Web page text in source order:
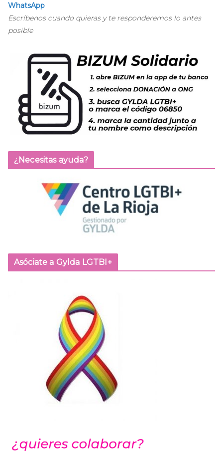
WhatsApp
Escríbenos cuando quieras y te responderemos lo antes
posible
¿Necesitas ayuda?
Asóciate a Gylda LGTBI+